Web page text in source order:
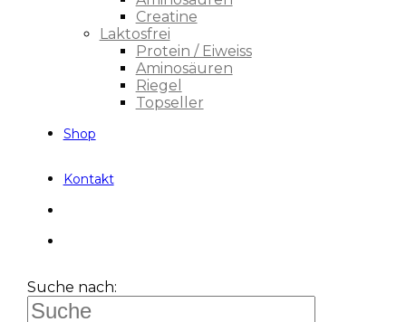
Creatine
Laktosfrei
Protein / Eiweiss
Aminosäuren
Riegel
Topseller
Shop
Kontakt
Suche nach: